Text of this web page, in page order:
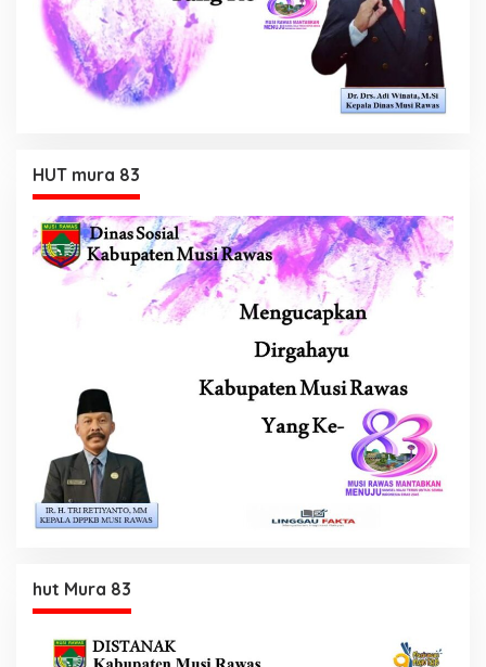
HUT mura 83
hut Mura 83